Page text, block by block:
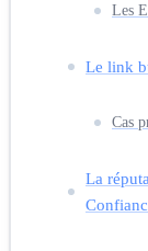
Les
Le link
Cas
La